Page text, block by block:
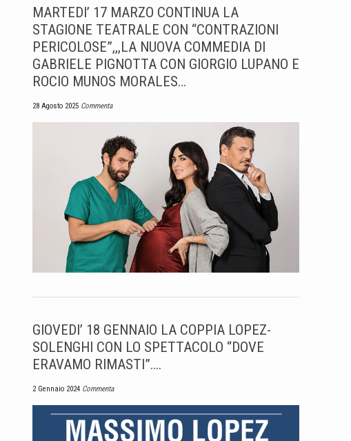
MARTEDI’ 17 MARZO CONTINUA LA
STAGIONE TEATRALE CON “CONTRAZIONI
PERICOLOSE”,,,LA NUOVA COMMEDIA DI
GABRIELE PIGNOTTA CON GIORGIO LUPANO E
ROCIO MUNOS MORALES…
28 Agosto 2025 Commenta
GIOVEDI’ 18 GENNAIO LA COPPIA LOPEZ-
SOLENGHI CON LO SPETTACOLO “DOVE
ERAVAMO RIMASTI”….
2 Gennaio 2024 Commenta